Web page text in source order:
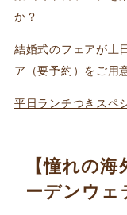
か？
結婚式のフェアが土
ア（要予約）をご用
平日ランチつきスペ
【憧れの
ーデンウェ